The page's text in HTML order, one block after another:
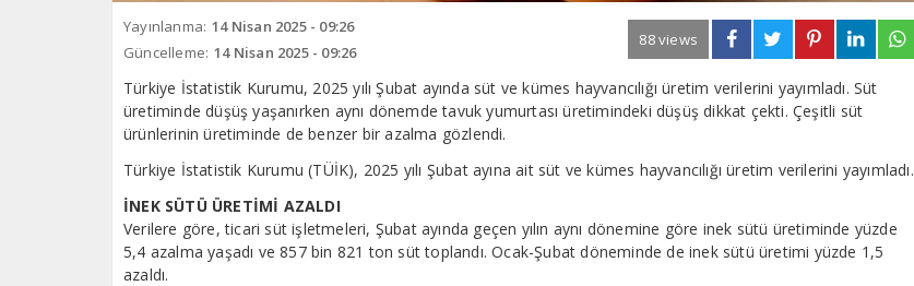
Yayınlanma: 14 Nisan 2025 - 09:26
Güncelleme: 14 Nisan 2025 - 09:26
88 views
Türkiye İstatistik Kurumu, 2025 yılı Şubat ayında süt ve kümes hayvancılığı üretim verilerini yayımladı. Süt
üretiminde düşüş yaşanırken aynı dönemde tavuk yumurtası üretimindeki düşüş dikkat çekti. Çeşitli süt
ürünlerinin üretiminde de benzer bir azalma gözlendi.
Türkiye İstatistik Kurumu (TÜİK), 2025 yılı Şubat ayına ait süt ve kümes hayvancılığı üretim verilerini yayımladı.
İNEK SÜTÜ ÜRETİMİ AZALDI
Verilere göre, ticari süt işletmeleri, Şubat ayında geçen yılın aynı dönemine göre inek sütü üretiminde yüzde
5,4 azalma yaşadı ve 857 bin 821 ton süt toplandı. Ocak-Şubat döneminde de inek sütü üretimi yüzde 1,5
azaldı.